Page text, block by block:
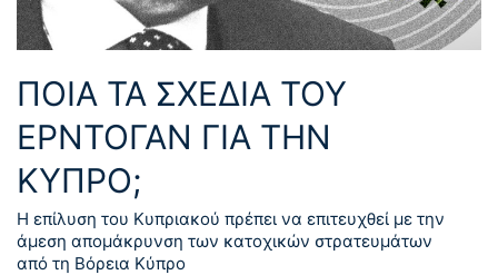
ΠΟΙΑ ΤΑ ΣΧΕΔΙΑ ΤΟΥ
ΕΡΝΤΟΓΑΝ ΓΙΑ ΤΗΝ
ΚΥΠΡΟ;
Η επίλυση του Κυπριακού πρέπει να επιτευχθεί με την
άμεση απομάκρυνση των κατοχικών στρατευμάτων
από τη Βόρεια Κύπρο